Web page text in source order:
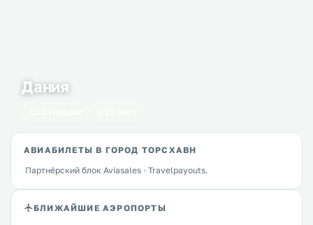
Дания
АВИАБИЛЕТЫ В ГОРОД ТОРСХАВН
Партнёрский блок Aviasales · Travelpayouts.
БЛИЖАЙШИЕ АЭРОПОРТЫ